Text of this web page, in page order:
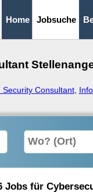
Home Jobsuche
Security Consultant,
Jobs für